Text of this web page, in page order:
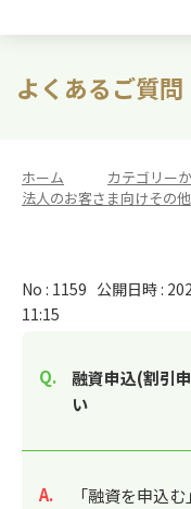
よくあるご質問
ホーム カテゴリー
法人のお客さま向けその
No : 1159 公開日時 :
11:15
融資申込(割引
い
回答
「融資を申込